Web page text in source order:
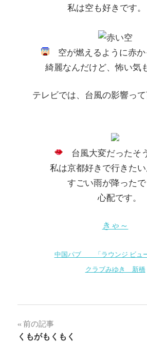
私は空も好きです
空が燃えるように赤か
綺麗なんだけど、怖い気
テレビでは、台風の影響って
台風大変だったそう
私は京都好きで行きたい
すごい雨が降ったで
心配です。
きゃ～
中国パブ 「ラウンジ ビュー
クラブみゆき 新橋
投
稿
前の記事
くもがもくもく